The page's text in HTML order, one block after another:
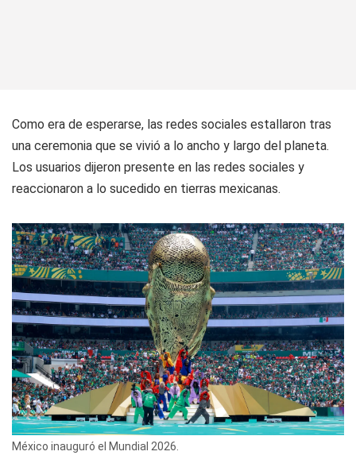
Como era de esperarse, las redes sociales estallaron tras
una ceremonia que se vivió a lo ancho y largo del planeta.
Los usuarios dijeron presente en las redes sociales y
reaccionaron a lo sucedido en tierras mexicanas.
México inauguró el Mundial 2026.